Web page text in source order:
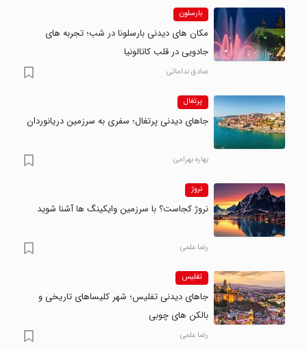
بارسلون
مکان های دیدنی بارسلونا در شب؛ تجربه های
جادویی در قلب کاتالونیا
صادق نداماتی
پرتغال
جاهای دیدنی پرتغال؛ سفری به سرزمین دریانوردان
بهاره بهرامی
نروژ
نروژ کجاست؟ با سرزمین وایکینگ ها آشنا شوید
رضا علمی
تفلیس
جاهای دیدنی تفلیس؛ شهر کلیساهای تاریخی و
بالکن های چوبی
رضا علمی